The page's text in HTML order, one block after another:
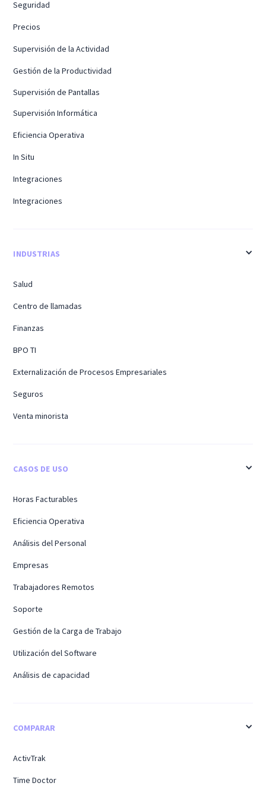
Seguridad
Precios
Supervisión de la Actividad
Gestión de la Productividad
Supervisión de Pantallas
Supervisión Informática
Eficiencia Operativa
In Situ
Integraciones
Integraciones
INDUSTRIAS
Salud
Centro de llamadas
Finanzas
BPO TI
Externalización de Procesos Empresariales
Seguros
Venta minorista
CASOS DE USO
Horas Facturables
Eficiencia Operativa
Análisis del Personal
Empresas
Trabajadores Remotos
Soporte
Gestión de la Carga de Trabajo
Utilización del Software
Análisis de capacidad
COMPARAR
ActivTrak
Time Doctor